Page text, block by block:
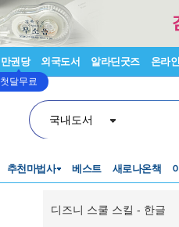
만권당
첫달무료
외국도서 알라딘굿즈 온라
국내도서
추천마법사 베스트 새로나온책
디즈니 스쿨 스킬 - 한글